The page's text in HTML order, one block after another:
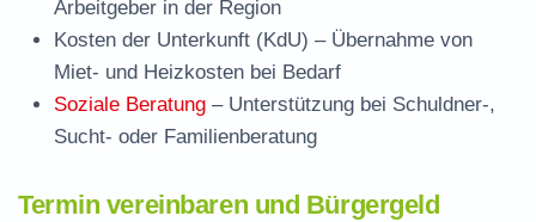
Arbeitgeber in der Region
Kosten der Unterkunft (KdU) – Übernahme von
Miet- und Heizkosten bei Bedarf
Soziale Beratung – Unterstützung bei Schuldner-,
Sucht- oder Familienberatung
Termin vereinbaren und Bürgergeld